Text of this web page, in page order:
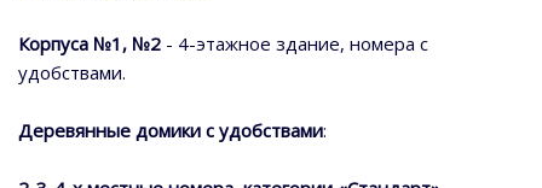
Корпуса №1, №2 - 4-этажное здание, номера с
удобствами.
Деревянные домики с удобствами: